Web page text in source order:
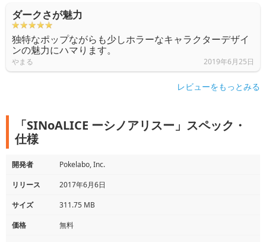
ダークさが魅力
独特なポップながらも少しホラーなキャラクターデザイ
ンの魅力にハマります。
やまる 2019年6月25日
レビューをもっとみる
「SINoALICE ーシノアリスー」スペック・
仕様
開発者
Pokelabo, Inc.
リリース
2017年6月6日
サイズ
311.75 MB
価格
無料